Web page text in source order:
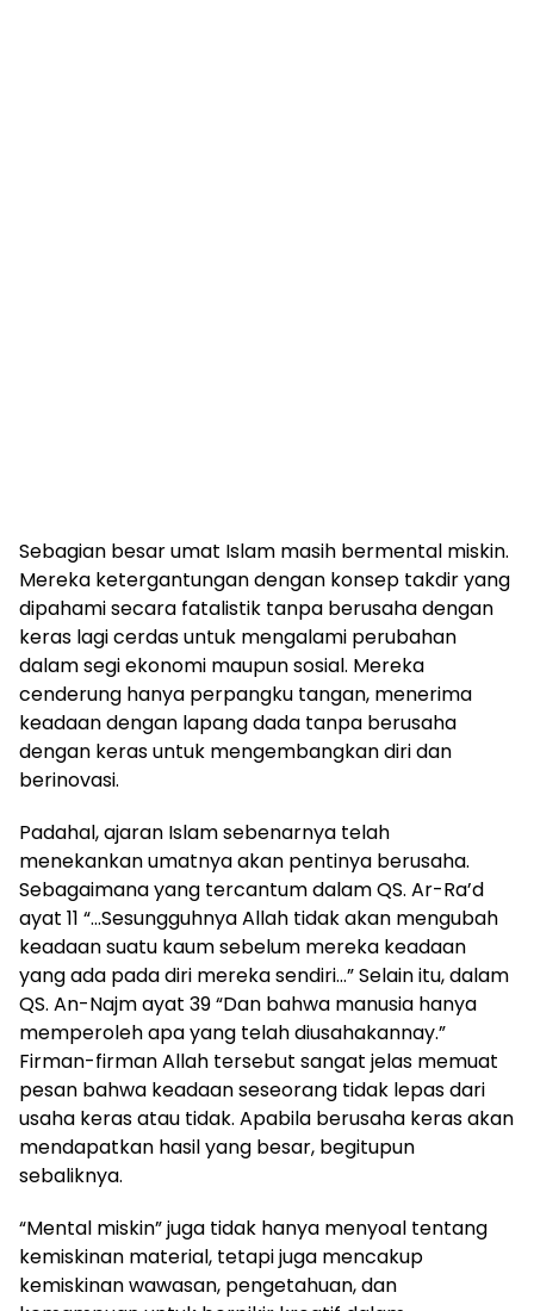
Sebagian besar umat Islam masih bermental miskin.
Mereka ketergantungan dengan konsep takdir yang
dipahami secara fatalistik tanpa berusaha dengan
keras lagi cerdas untuk mengalami perubahan
dalam segi ekonomi maupun sosial. Mereka
cenderung hanya perpangku tangan, menerima
keadaan dengan lapang dada tanpa berusaha
dengan keras untuk mengembangkan diri dan
berinovasi.
Padahal, ajaran Islam sebenarnya telah
menekankan umatnya akan pentinya berusaha.
Sebagaimana yang tercantum dalam QS. Ar-Ra’d
ayat 11 “…Sesungguhnya Allah tidak akan mengubah
keadaan suatu kaum sebelum mereka keadaan
yang ada pada diri mereka sendiri…” Selain itu, dalam
QS. An-Najm ayat 39 “Dan bahwa manusia hanya
memperoleh apa yang telah diusahakannay.”
Firman-firman Allah tersebut sangat jelas memuat
pesan bahwa keadaan seseorang tidak lepas dari
usaha keras atau tidak. Apabila berusaha keras akan
mendapatkan hasil yang besar, begitupun
sebaliknya.
“Mental miskin” juga tidak hanya menyoal tentang
kemiskinan material, tetapi juga mencakup
kemiskinan wawasan, pengetahuan, dan